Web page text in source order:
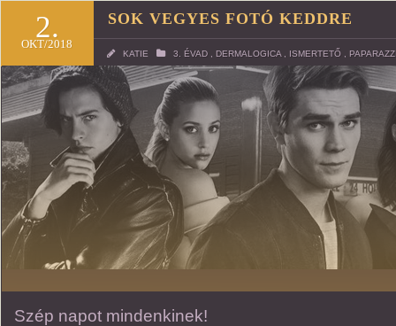
2.
OKT/2018
SOK VEGYES FOTÓ KEDDRE
KATIE 3. ÉVAD DERMALOGICA ISMERTETŐ
FOTÓK
53
Szép napot mindenkinek!